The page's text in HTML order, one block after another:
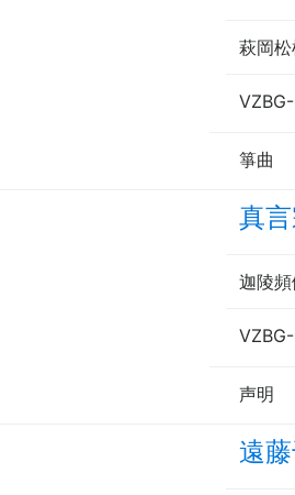
萩岡
箏曲
真
迦陵
声明
遠